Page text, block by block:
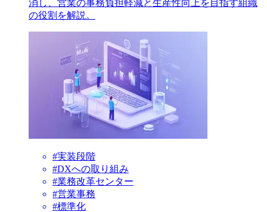
消し、営業の事務負担軽減と生産性向上を目指す組織
の役割を解説。
#実装段階
#DXへの取り組み
#業務改革センター
#営業事務
#標準化